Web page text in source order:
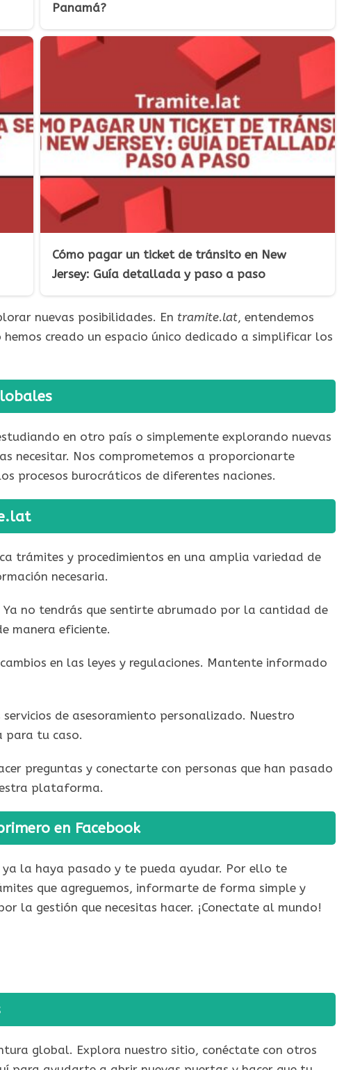
Panamá?
Cómo pagar un ticket de tránsito en New
Jersey: Guía detallada y paso a paso
nuevas posibilidades. En tramite.lat, entendemos
creado un espacio único dedicado a simplificar los
en otro país o simplemente explorando nuevas
necesitar. Nos comprometemos a proporcionarte
procesos burocráticos de diferentes naciones.
trámites y procedimientos en una amplia variedad de
necesaria.
no tendrás que sentirte abrumado por la cantidad de
manera eficiente.
en las leyes y regulaciones. Mantente informado
de asesoramiento personalizado. Nuestro
para tu caso.
preguntas y conectarte con personas que han pasado
plataforma.
en Facebook
ya la haya pasado y te pueda ayudar. Por ello te
que agreguemos, informarte de forma simple y
la gestión que necesitas hacer. ¡Conectate al mundo!
global. Explora nuestro sitio, conéctate con otros